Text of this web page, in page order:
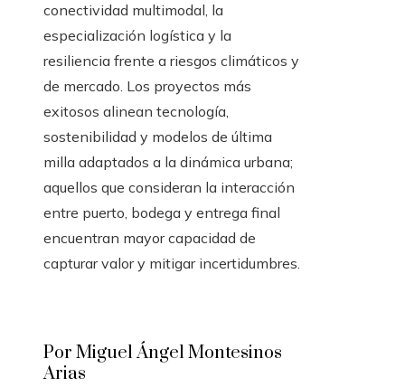
conectividad multimodal, la
especialización logística y la
resiliencia frente a riesgos climáticos y
de mercado. Los proyectos más
exitosos alinean tecnología,
sostenibilidad y modelos de última
milla adaptados a la dinámica urbana;
aquellos que consideran la interacción
entre puerto, bodega y entrega final
encuentran mayor capacidad de
capturar valor y mitigar incertidumbres.
Por Miguel Ángel Montesinos
Arias